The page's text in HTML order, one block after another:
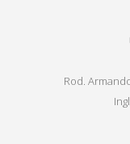
Rod.